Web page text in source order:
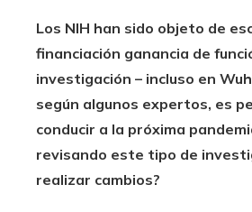
Los NIH han sido objeto de
financiación ganancia de
investigación – incluso en
según algunos expertos, es
conducir a la próxima
revisando este tipo de
realizar cambios?